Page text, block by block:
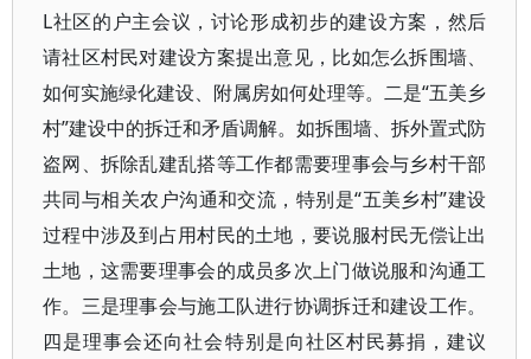
L社区的户主会议，讨论形成初步的建设方案，然后
请社区村民对建设方案提出意见，比如怎么拆围墙、
如何实施绿化建设、附属房如何处理等。二是“五美乡
村”建设中的拆迁和矛盾调解。如拆围墙、拆外置式防
盗网、拆除乱建乱搭等工作都需要理事会与乡村干部
共同与相关农户沟通和交流，特别是“五美乡村”建设
过程中涉及到占用村民的土地，要说服村民无偿让出
土地，这需要理事会的成员多次上门做说服和沟通工
作。三是理事会与施工队进行协调拆迁和建设工作。
四是理事会还向社会特别是向社区村民募捐，建议